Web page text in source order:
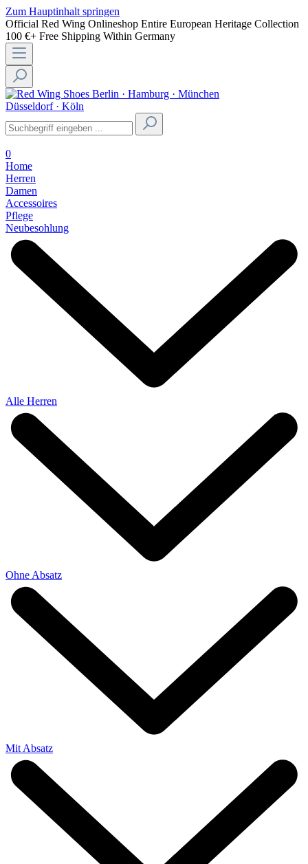
Zum Hauptinhalt springen
Official Red Wing Onlineshop Entire European Heritage Collection
100 €+ Free Shipping Within Germany
Berlin · Hamburg · München
Düsseldorf · Köln
0
Home
Herren
Damen
Accessoires
Pflege
Neubesohlung
Alle Herren
Ohne Absatz
Mit Absatz